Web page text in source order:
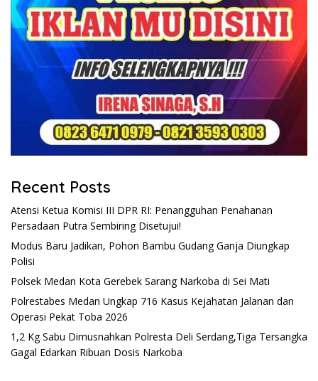
Recent Posts
Atensi Ketua Komisi III DPR RI: Penangguhan Penahanan
Persadaan Putra Sembiring Disetujui!
Modus Baru Jadikan, Pohon Bambu Gudang Ganja Diungkap
Polisi
Polsek Medan Kota Gerebek Sarang Narkoba di Sei Mati
Polrestabes Medan Ungkap 716 Kasus Kejahatan Jalanan dan
Operasi Pekat Toba 2026
1,2 Kg Sabu Dimusnahkan Polresta Deli Serdang,Tiga Tersangka
Gagal Edarkan Ribuan Dosis Narkoba